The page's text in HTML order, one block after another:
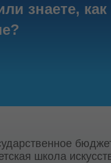
знаете, как
школа